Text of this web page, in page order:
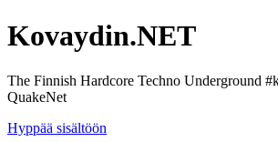
Kovaydin.NET
The Finnish Hardcore Techno Underground
QuakeNet
Hyppää sisältöön